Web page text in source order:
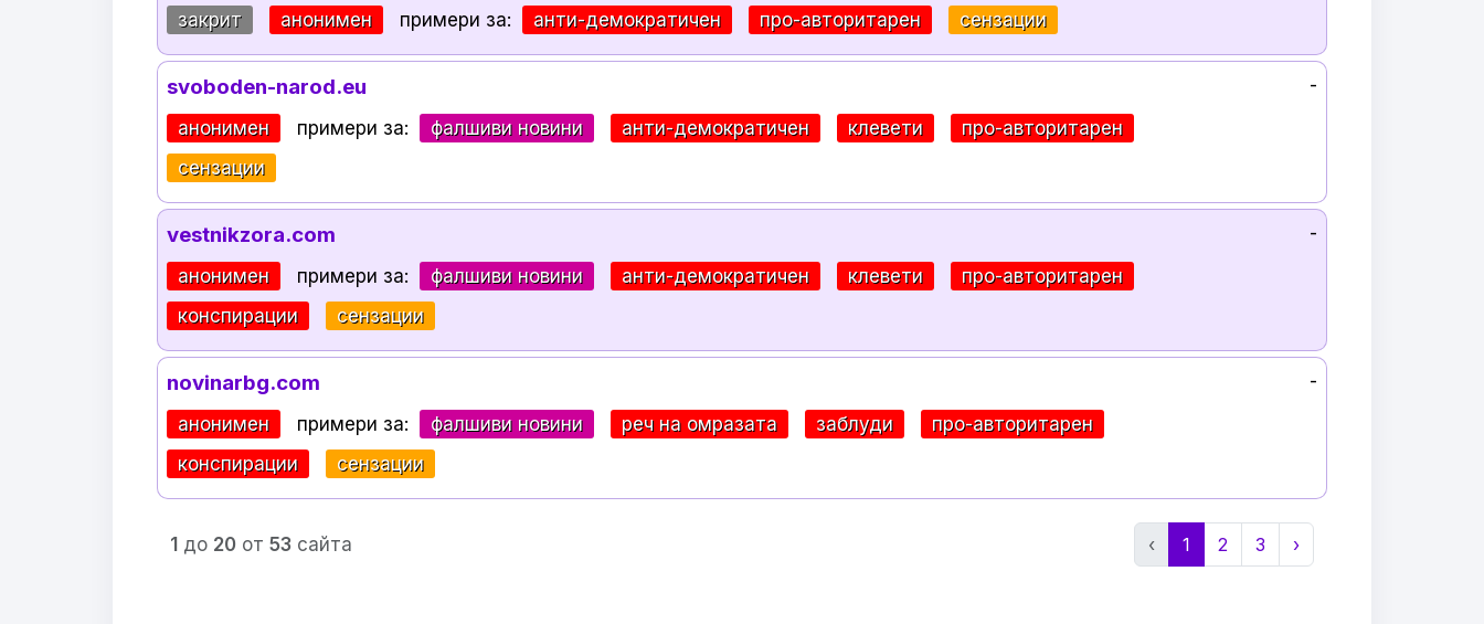
закрит анонимен примери за: анти-демократичен про-авторитарен сензации
svoboden-narod.eu
анонимен примери за: фалшиви новини анти-демократичен клевети
про-авторитарен
сензации
-
vestnikzora.com
анонимен примери за: фалшиви новини анти-демократичен клевети
про-авторитарен
конспирации
сензации
-
novinarbg.com
анонимен примери за: фалшиви новини реч на омразата заблуди
про-авторитарен
конспирации
сензации
-
1 до 20 от53 сайта ‹ 1 2 3 ›